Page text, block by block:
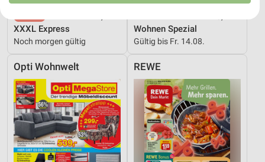
XXXL Express
Noch morgen gültig
Wohnen Spezial
Gültig bis Fr. 14.08.
Opti Wohnwelt REWE
Website/App.
Partnerliste anzeigen (1 IAB-Anbieter)
IAB-Verarbeitungszwecke:
Speichern von oder Zugriff auf Informationen
auf einem Endgerät
Verwendung reduzierter Daten zur Auswahl von
Werbeanzeigen
Erstellung von Profilen für personalisierte